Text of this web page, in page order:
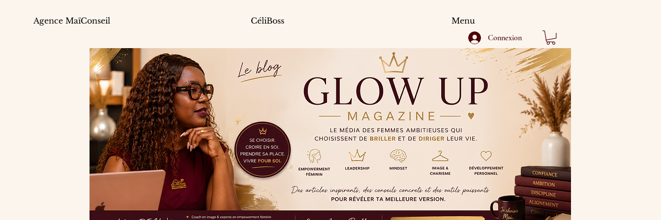
Agence MaïConseil CéliBoss
Menu
Connexion